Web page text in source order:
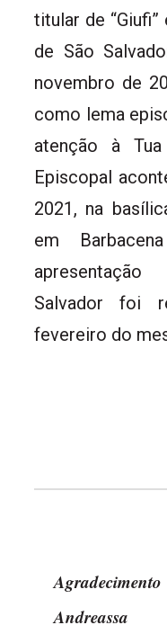
titular de
de São
novembro de
como lema
atenção à
Episcopal
2021, na
em
Salvador foi
fevereiro do
Agradecimento
Andreassa